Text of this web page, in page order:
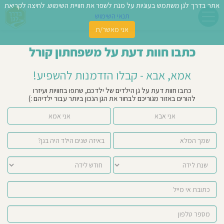
כתבו חוות דעת על משפחתון קורל
אמא, אבא - קבלו הזדמנות להשפיע!
כתבו חוות דעת על גן הילדים של ילדכם, שתפו בחוויות ועיזרו
להורים באזור מגוריכם לבחור את הגן הנכון ביותר עבור ילדיהם :)
אני אמא אני אבא
אתר בדרך לגן משתמש בעוגיות על מנת לשפר את חוויית השימוש. לחיצה לקריאת
תנאי השימוש
אני מאשר/ת